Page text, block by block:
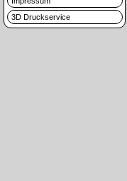
3D Druckservice